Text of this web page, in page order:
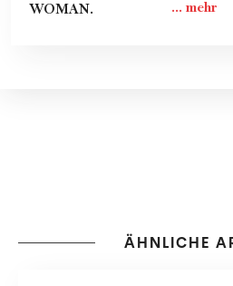
WOMAN.
ÄHNLICHE